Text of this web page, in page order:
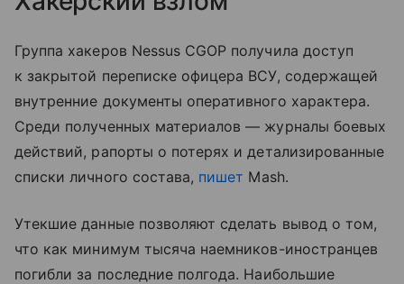
Группа хакеров Nessus CGOP получила доступ
к закрытой переписке офицера ВСУ, содержащей
внутренние документы оперативного характера.
Среди полученных материалов — журналы боевых
действий, рапорты о потерях и детализированные
списки личного состава, пишет Mash.
Утекшие данные позволяют сделать вывод о том,
что как минимум тысяча наемников-иностранцев
погибли за последние полгода. Наибольшие